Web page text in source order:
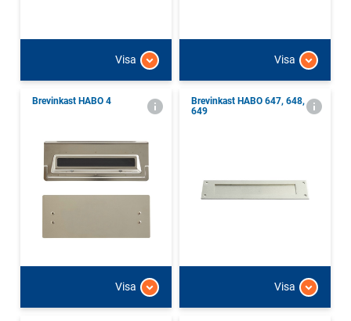
Visa Visa
Brevinkast HABO 4
Visa
Brevinkast HABO 647, 648,
649
Visa